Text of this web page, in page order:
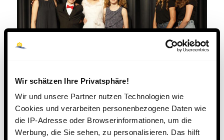
Wir schätzen Ihre Privatsphäre!
Wir und unsere Partner nutzen Technologien wie
Cookies und verarbeiten personenbezogene Daten wie
die IP-Adresse oder Browserinformationen, um die
Werbung, die Sie sehen, zu personalisieren. Das hilft